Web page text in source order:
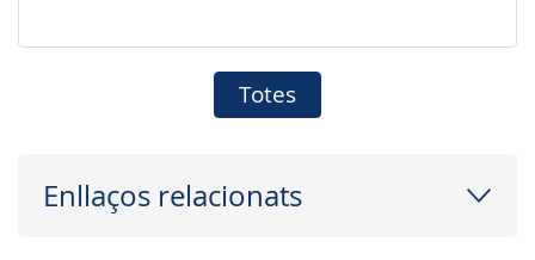
Totes
Enllaços relacionats